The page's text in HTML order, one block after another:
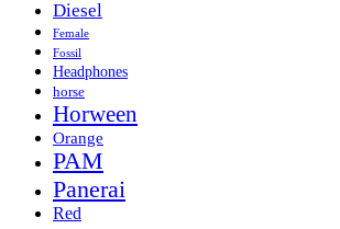
Diesel
Female
Fossil
Headphones
horse
Horween
Orange
PAM
Panerai
Red